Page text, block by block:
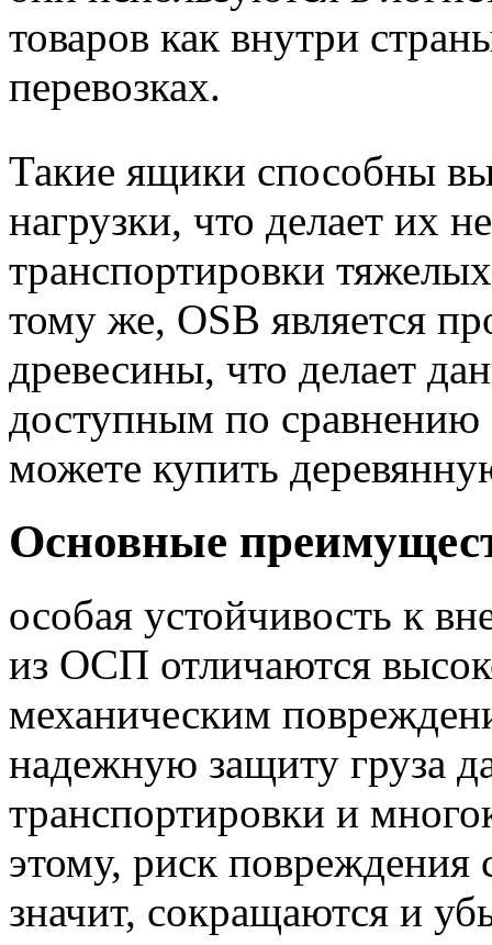
товаров как внутри
перевозках.
Такие ящики способны
нагрузки, что делает их
транспортировки
тому же, OSB является
древесины, что делает
доступным по
можете купить
Основные
особая устойчивость к
из ОСП отличаются
механическим
надежную защиту груза
транспортировки и
этому, риск
значит, сокращаются и